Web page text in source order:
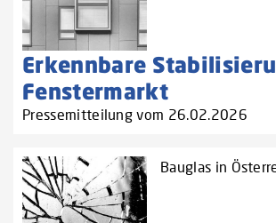
Erkennbare
Fenstermarkt
Pressemitteilung vom 26.02.2026
Bauglas in